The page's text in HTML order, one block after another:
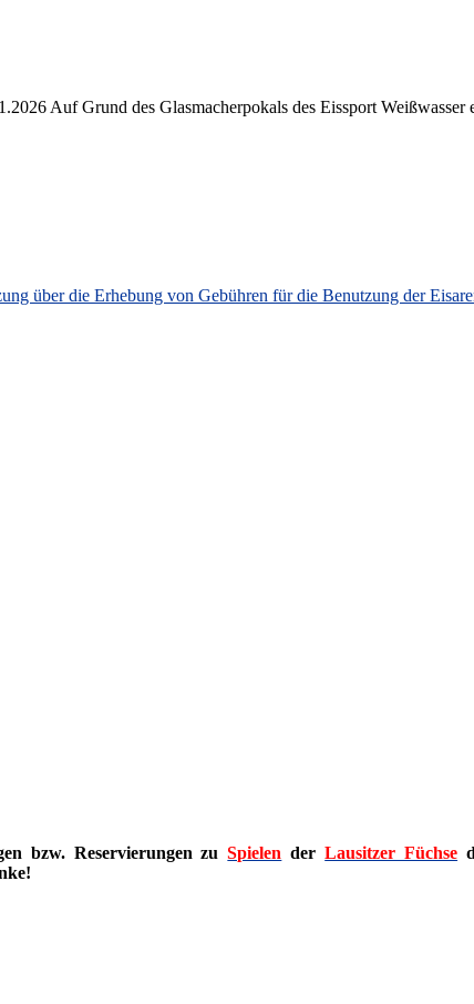
Auf Grund des Glasmacherpokals des Eissport
über die Erhebung von Gebühren für die Benutzung der
bzw. Reservierungen zuSpielen derLausitzer Füchse